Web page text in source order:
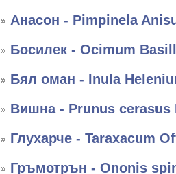
Анасон - Pimpinela
Босилек - Ocimum
Бял оман - Inula
Вишна - Prunus cerasus
Глухарче - Taraxacum
Гръмотрън - Ononis